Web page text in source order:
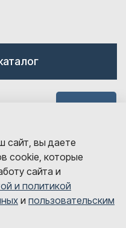
сайт, вы даете
cookie, которые
сайта и
и политикой
и пользовательским